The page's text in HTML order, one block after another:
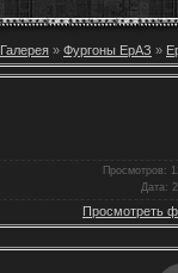
Галерея » Фургоны ЕрАЗ »
Просмотров:
Дата :
Просмотреть